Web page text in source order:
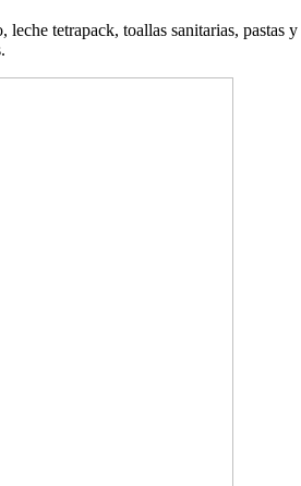
tetrapack, toallas sanitarias, pastas